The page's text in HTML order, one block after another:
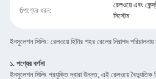
6পণ্যের ধরন:
রেলওয়ে এবং
সিস্টেম
ইনসুলেশন সিলিং: রেলওয়ে হিটার শহর রেলের নিরাপদ
১. পণ্যের বর্ণনা
ইনসুলেশন সিলিং প্রযুক্তি দ্বারা উন্নত, এই রেলওয়ে বৈদ্যুতিক